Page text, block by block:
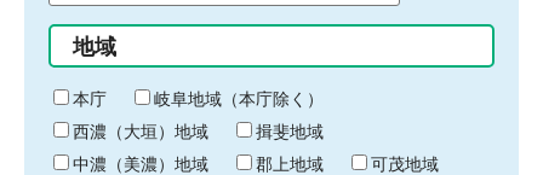
始
り
間
終
わ
り
地域
本庁
岐阜地域（本庁除く）
西濃（大垣）地域
揖斐地域
中濃（美濃）地域
郡上地域
可茂地域